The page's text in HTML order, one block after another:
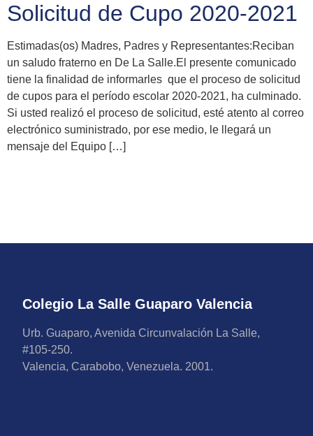
Solicitud de Cupo 2020-2021
Estimadas(os) Madres, Padres y Representantes:Reciban
un saludo fraterno en De La Salle.El presente comunicado
tiene la finalidad de informarles que el proceso de solicitud
de cupos para el período escolar 2020-2021, ha culminado.
Si usted realizó el proceso de solicitud, esté atento al correo
electrónico suministrado, por ese medio, le llegará un
mensaje del Equipo […]
Colegio La Salle Guaparo Valencia
Urb. Guaparo, Avenida Circunvalación La Salle,
#105-250.
Valencia, Carabobo, Venezuela. 2001.